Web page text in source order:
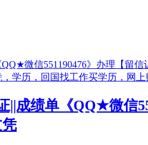
||成绩单《QQ★微信